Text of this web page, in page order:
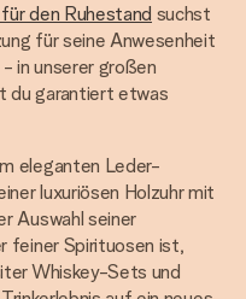
den Ruhestand suchst
für seine Anwesenheit
in unserer großen
du garantiert etwas
eleganten Leder-
luxuriösen Holzuhr mit
Auswahl seiner
feiner Spirituosen ist,
Whiskey-Sets und